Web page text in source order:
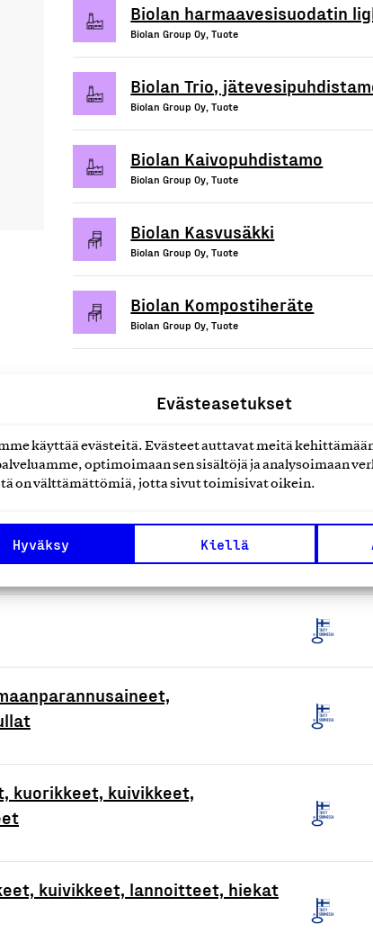
Evästeasetukset
käyttää evästeitä. Evästeet auttavat meitä
optimoimaan sen sisältöjä ja analysoimaan
on välttämättömiä, jotta sivut toimisivat oikein.
Hyväksy Kiellä
Biolan harmaavesisuodatin
Biolan Group Oy, Tuote
Biolan Trio,
Biolan Group Oy, Tuote
Biolan Kaivopuhdistamo
Biolan Group Oy, Tuote
Biolan Kasvusäkki
Biolan Group Oy, Tuote
Biolan Kompostiheräte
Biolan Group Oy, Tuote
tai
kuorikkeet, kuivikkeet,
kuivikkeet, lannoitteet, hiekat